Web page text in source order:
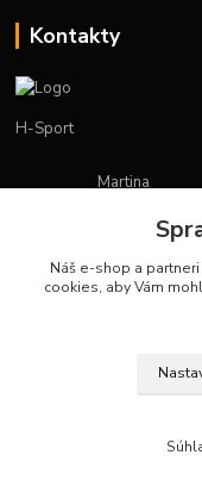
Kontakty
H-Sport
Martina
(Po-Pia, 7-15
Náš e-shop a
cookies, aby Vám